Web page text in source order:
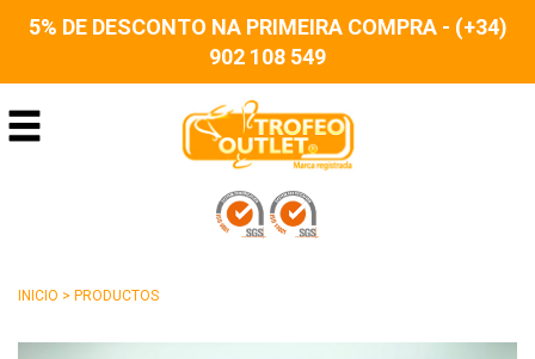
5% DE DESCONTO NA PRIMEIRA COMPRA - (+34)
902 108 549
INICIO > PRODUCTOS